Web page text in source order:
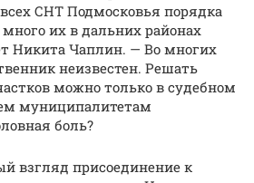
СНТ Подмосковья порядка
их в дальних районах
Никита Чаплин. — Во многих
неизвестен. Решать
можно только в судебном
муниципалитетам
боль?
взгляд присоединение к